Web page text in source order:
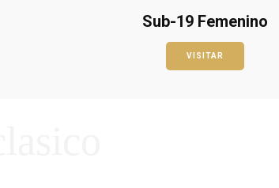
Sub-19 Femenino
VISITAR